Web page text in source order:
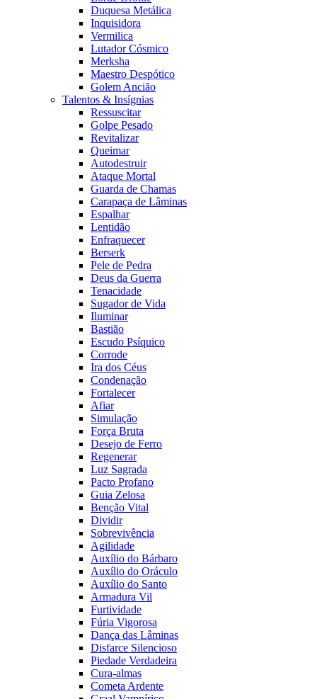
Duquesa Metálica
Inquisidora
Vermilica
Lutador Cósmico
Merksha
Maestro Despótico
Golem Ancião
Talentos & Insígnias
Ressuscitar
Golpe Pesado
Revitalizar
Queimar
Autodestruir
Ataque Mortal
Guarda de Chamas
Carapaça de Lâminas
Espalhar
Lentidão
Enfraquecer
Berserk
Pele de Pedra
Deus da Guerra
Tenacidade
Sugador de Vida
Iluminar
Bastião
Escudo Psíquico
Corrode
Ira dos Céus
Condenação
Fortalecer
Afiar
Simulação
Força Bruta
Desejo de Ferro
Regenerar
Luz Sagrada
Pacto Profano
Guia Zelosa
Benção Vital
Dividir
Sobrevivência
Agilidade
Auxílio do Bárbaro
Auxílio do Oráculo
Auxílio do Santo
Armadura Vil
Furtividade
Fúria Vigorosa
Dança das Lâminas
Disfarce Silencioso
Piedade Verdadeira
Cura-almas
Cometa Ardente